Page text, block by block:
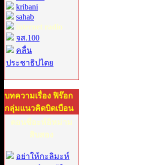
kribani
sahab
internet radio
จส.100
คลื่น
ประชาธิปไตย
บทความเรื่อง ฟิร๊อก
กลุ่มแนวคิดบิดเบือน
ตอนชีอะห์อิหม่าม
สิบสอง
อย่าให้กะลิมะห์